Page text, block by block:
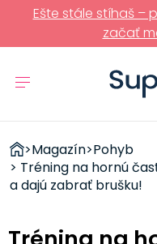
Ešte stále stíhaš –
začať
ZDRAVÉ
RÝCHLOVKY
>Magazín>Pohyb
> Tréning na hornú
a dajú zabrať brušku!